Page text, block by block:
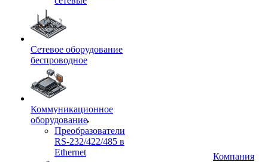
Сетевое оборудование
беспроводное
Коммуникационное
оборудование
Преобразователи
RS-232/422/485 в
Ethernet
Компания